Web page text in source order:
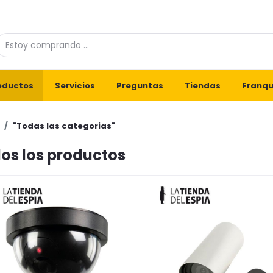
Servicios Preguntas Tiendas
"Todas las categorias"
los productos